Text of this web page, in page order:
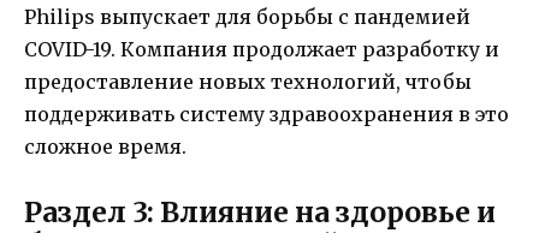
Philips выпускает для борьбы с пандемией
COVID-19. Компания продолжает разработку и
предоставление новых технологий, чтобы
поддерживать систему здравоохранения в это
сложное время.
Раздел 3: Влияние на здоровье и